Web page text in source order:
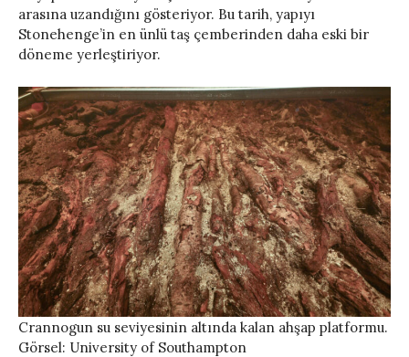
arasına uzandığını gösteriyor. Bu tarih, yapıyı
Stonehenge’in en ünlü taş çemberinden daha eski bir
döneme yerleştiriyor.
Crannogun su seviyesinin altında kalan ahşap platformu.
Görsel: University of Southampton